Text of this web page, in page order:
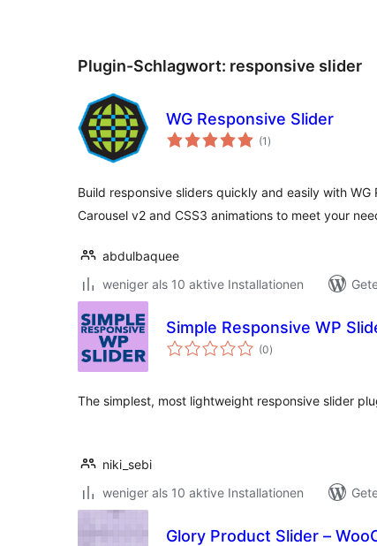
Plugin-Schlagwort: responsive slider
WG Responsive Slider
(1 Bewertungen
insgesamt
)
Build responsive sliders quickly and easily with WG
Carousel v2 and CSS3 animations to meet your
abdulbaquee
weniger als 10 aktive Installationen
Simple Responsive WP
(0Bewertungen
insgesamt
)
The simplest, most lightweight responsive slider
niki_sebi
weniger als 10 aktive Installationen
Glory Product Slider –